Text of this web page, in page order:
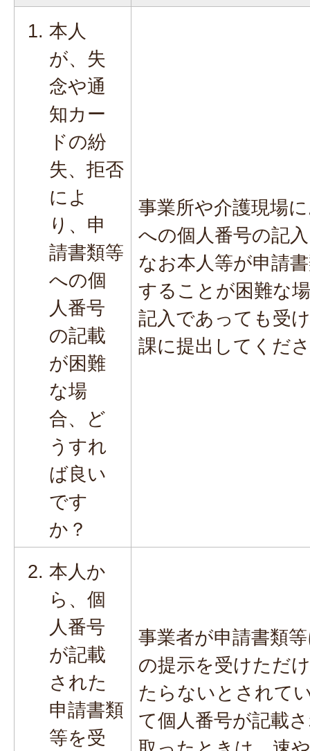
本人
が、失
念や通
知カー
ドの紛
失、拒否
によ
り、申
請書類等
への個
人番号
の記載
が困難
な場
合、ど
うすれ
ば良い
です
か？
事業所や介護現場
への個人番号の記
なお本人等が申請
することが困難な
記入であっても受
課に提出してくだ
本人か
ら、個
人番号
が記載
された
申請書類
等を受
事業者が申請書類
の提示を受けただ
たらないとされて
て個人番号が記載